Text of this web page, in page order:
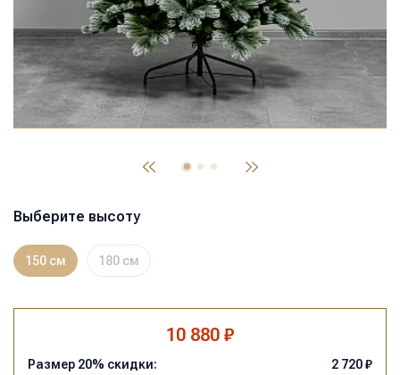
Выберите высоту
150 см 180 см
10 880 ₽
Размер 20% скидки: 2 720₽